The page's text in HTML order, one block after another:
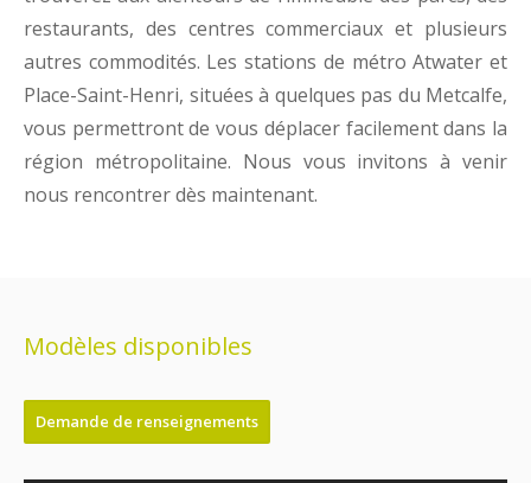
restaurants, des centres commerciaux et plusieurs
autres commodités. Les stations de métro Atwater et
Place-Saint-Henri, situées à quelques pas du Metcalfe,
vous permettront de vous déplacer facilement dans la
région métropolitaine. Nous vous invitons à venir
nous rencontrer dès maintenant.
Modèles disponibles
Demande de renseignements